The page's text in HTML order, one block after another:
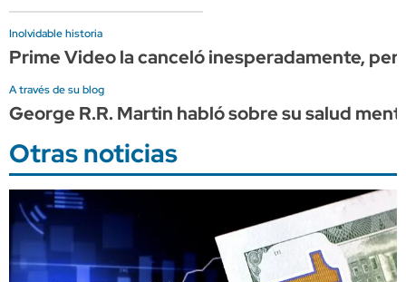
Inolvidable historia
Prime Video la canceló inesperadamente,
A través de su blog
George R.R. Martin habló sobre su salud
Otras noticias